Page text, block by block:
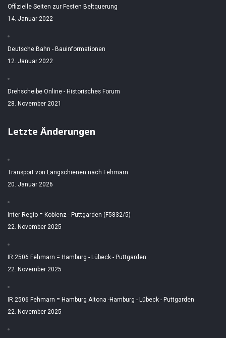
Offizielle Seiten zur Festen Beltquerung
14. Januar 2022
Deutsche Bahn - Bauinformationen
12. Januar 2022
Drehscheibe Online - Historisches Forum
28. November 2021
Letzte Änderungen
Transport von Langschienen nach Fehmarn
20. Januar 2026
Inter Regio = Koblenz - Puttgarden (F5832/5)
22. November 2025
IR 2506 Fehmarn = Hamburg - Lübeck - Puttgarden
22. November 2025
IR 2506 Fehmarn = Hamburg Altona -Hamburg - Lübeck - Puttgarden
22. November 2025